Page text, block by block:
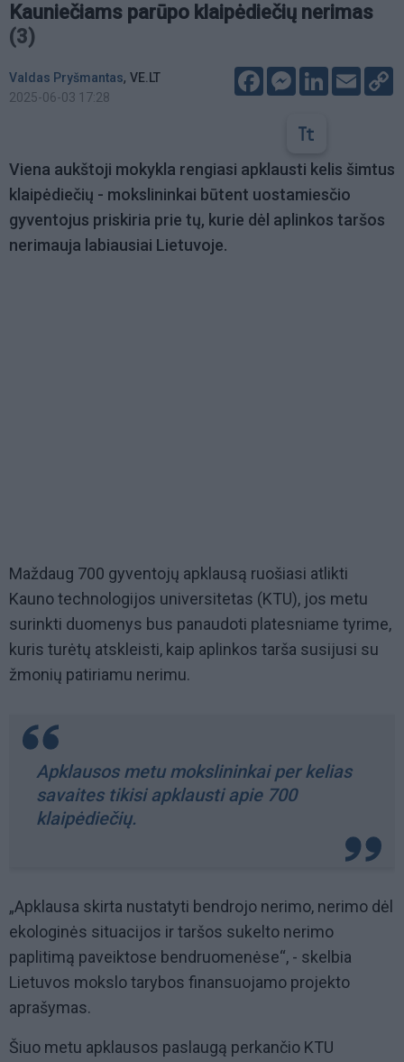
Kauniečiams parūpo klaipėdiečių nerimas
(3)
Valdas Pryšmantas, VE.LT
2025-06-03 17:28
FacebookMessenger
LinkedIn
Email
Viena aukštoji mokykla rengiasi apklausti kelis šimtus
klaipėdiečių - mokslininkai būtent uostamiesčio
gyventojus priskiria prie tų, kurie dėl aplinkos taršos
nerimauja labiausiai Lietuvoje.
Maždaug 700 gyventojų apklausą ruošiasi atlikti
Kauno technologijos universitetas (KTU), jos metu
surinkti duomenys bus panaudoti platesniame tyrime,
kuris turėtų atskleisti, kaip aplinkos tarša susijusi su
žmonių patiriamu nerimu.
Apklausos metu mokslininkai per kelias
savaites tikisi apklausti apie 700
klaipėdiečių.
„Apklausa skirta nustatyti bendrojo nerimo, nerimo dėl
ekologinės situacijos ir taršos sukelto nerimo
paplitimą paveiktose bendruomenėse“, - skelbia
Lietuvos mokslo tarybos finansuojamo projekto
aprašymas.
Šiuo metu apklausos paslaugą perkančio KTU